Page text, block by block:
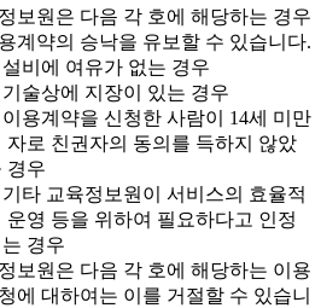
보원은 다음 각 호에 해당하는 경우
계약의 승낙을 유보할 수 있습니다.
설비에 여유가 없는 경우
기술상에 지장이 있는 경우
이용계약을 신청한 사람이 14세 미만
자로 친권자의 동의를 득하지 않았
경우
기타 교육정보원이 서비스의 효율적
운영 등을 위하여 필요하다고 인정
경우
보원은 다음 각 호에 해당하는 이용
에 대하여는 이를 거절할 수 있습니